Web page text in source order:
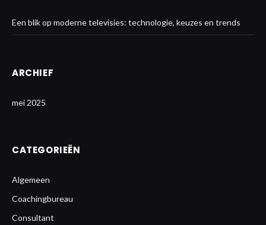
Een blik op moderne televisies: technologie, keuzes en trends
ARCHIEF
mei 2025
CATEGORIEËN
Algemeen
Coachingbureau
Consultant